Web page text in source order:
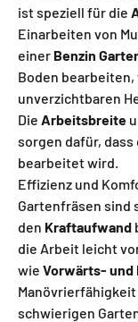
ist speziell für die
Einarbeiten von
einer Benzin
Boden bearbeiten,
unverzichtbaren
Die Arbeitsbreite
sorgen dafür,
bearbeitet wird.
Effizienz und
Gartenfräsen sind
den Kraftaufwand
die Arbeit leicht
wie Vorwärts- und
schwierigen